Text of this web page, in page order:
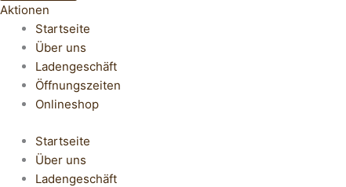
Aktionen
Startseite
Über uns
Ladengeschäft
Öffnungszeiten
Onlineshop
Startseite
Über uns
Ladengeschäft